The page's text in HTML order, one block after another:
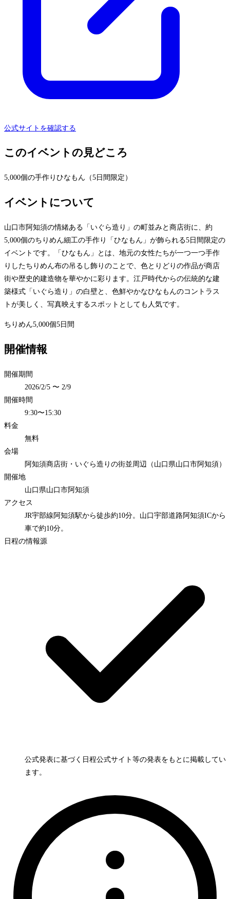
公式サイトを確認する
このイベントの見どころ
5,000個の手作りひなもん（5日間限定）
イベントについて
山口市阿知須の情緒ある「いぐら造り」の町並みと商店街に、約
5,000個のちりめん細工の手作り「ひなもん」が飾られる5日間限定の
イベントです。「ひなもん」とは、地元の女性たちが一つ一つ手作
りしたちりめん布の吊るし飾りのことで、色とりどりの作品が商店
街や歴史的建造物を華やかに彩ります。江戸時代からの伝統的な建
築様式「いぐら造り」の白壁と、色鮮やかなひなもんのコントラス
トが美しく、写真映えするスポットとしても人気です。
ちりめん5,000個5日間
開催情報
開催期間
2026/2/5 〜 2/9
開催時間
9:30〜15:30
料金
無料
会場
阿知須商店街・いぐら造りの街並周辺（山口県山口市阿知須）
開催地
山口県山口市阿知須
アクセス
JR宇部線阿知須駅から徒歩約10分。山口宇部道路阿知須ICから
車で約10分。
日程の情報源
公式発表に基づく日程公式サイト等の発表をもとに掲載してい
ます。